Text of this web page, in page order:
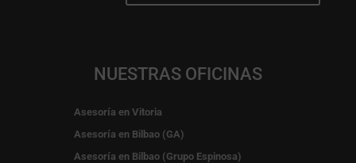
NUESTRAS OFICINAS
Asesoría en Vitoria
Asesoría en Bilbao (GA)
Asesoría en Bilbao (Grupo Espinosa)